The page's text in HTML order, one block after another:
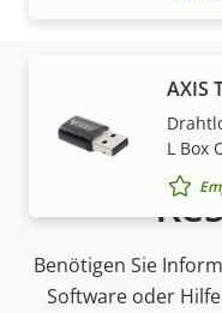
AXIS
L Box
Benötigen Sie
Software oder